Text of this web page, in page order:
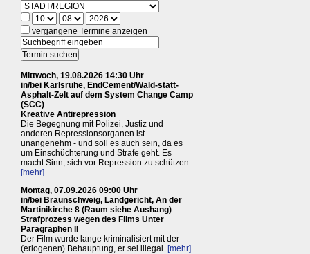
vergangene Termine anzeigen
Mittwoch, 19.08.2026 14:30 Uhr
in/bei Karlsruhe, EndCement/Wald-statt-
Asphalt-Zelt auf dem System Change Camp
(SCC)
Kreative Antirepression
Die Begegnung mit Polizei, Justiz und
anderen Repressionsorganen ist
unangenehm - und soll es auch sein, da es
um Einschüchterung und Strafe geht. Es
macht Sinn, sich vor Repression zu schützen.
[mehr]
Montag, 07.09.2026 09:00 Uhr
in/bei Braunschweig, Landgericht, An der
Martinikirche 8 (Raum siehe Aushang)
Strafprozess wegen des Films Unter
Paragraphen II
Der Film wurde lange kriminalisiert mit der
(erlogenen) Behauptung, er sei illegal. [mehr]